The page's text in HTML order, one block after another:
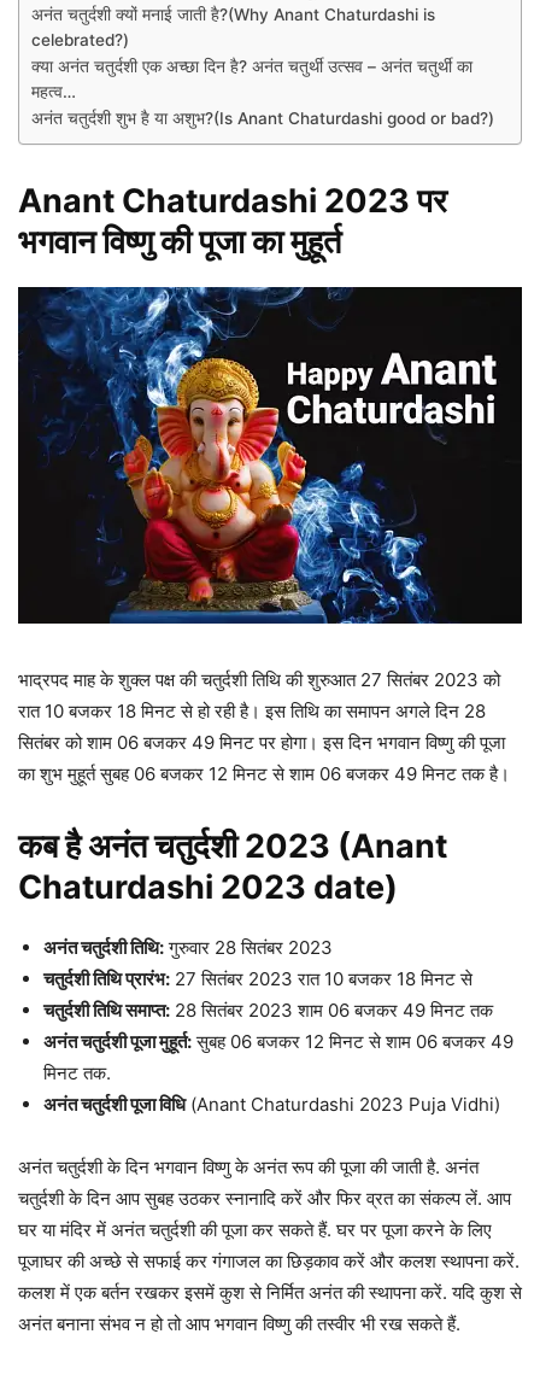
अनंत चतुर्दशी क्यों मनाई जाती है?(Why Anant Chaturdashi is
celebrated?)
क्या अनंत चतुर्दशी एक अच्छा दिन है? अनंत चतुर्थी उत्सव – अनंत चतुर्थी का
महत्व…
अनंत चतुर्दशी शुभ है या अशुभ?(Is Anant Chaturdashi good or bad?)
Anant Chaturdashi 2023 पर
भगवान विष्णु की पूजा का मुहूर्त
भाद्रपद माह के शुक्ल पक्ष की चतुर्दशी तिथि की शुरुआत 27 सितंबर 2023 को
रात 10 बजकर 18 मिनट से हो रही है। इस तिथि का समापन अगले दिन 28
सितंबर को शाम 06 बजकर 49 मिनट पर होगा। इस दिन भगवान विष्णु की पूजा
का शुभ मुहूर्त सुबह 06 बजकर 12 मिनट से शाम 06 बजकर 49 मिनट तक है।
कब है अनंत चतुर्दशी 2023 (Anant
Chaturdashi 2023 date)
अनंत चतुर्दशी तिथि:गुरुवार 28 सितंबर 2023
चतुर्दशी तिथि प्रारंभ: 27 सितंबर 2023 रात 10 बजकर 18 मिनट से
चतुर्दशी तिथि समाप्त: 28 सितंबर 2023 शाम 06 बजकर 49 मिनट तक
अनंत चतुर्दशी पूजा मुहूर्त:सुबह 06 बजकर 12 मिनट से शाम 06 बजकर 49
मिनट तक.
अनंत चतुर्दशी पूजा विधि(Anant Chaturdashi 2023 Puja Vidhi)
अनंत चतुर्दशी के दिन भगवान विष्णु के अनंत रूप की पूजा की जाती है. अनंत
चतुर्दशी के दिन आप सुबह उठकर स्नानादि करें और फिर व्रत का संकल्प लें. आप
घर या मंदिर में अनंत चतुर्दशी की पूजा कर सकते हैं. घर पर पूजा करने के लिए
पूजाघर की अच्छे से सफाई कर गंगाजल का छिड़काव करें और कलश स्थापना करें.
कलश में एक बर्तन रखकर इसमें कुश से निर्मित अनंत की स्थापना करें. यदि कुश से
अनंत बनाना संभव न हो तो आप भगवान विष्णु की तस्वीर भी रख सकते हैं.